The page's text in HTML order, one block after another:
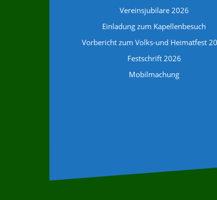
Vereinsjubilare 2026
Einladung zum Kapellenbesuch
Vorbericht zum Volks-und Heimatfest
Festschrift 2026
Mobilmachung